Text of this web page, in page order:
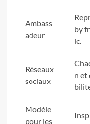
Ambass
adeur
by
ic.
Réseaux
sociaux
n et
Modèle
pour les